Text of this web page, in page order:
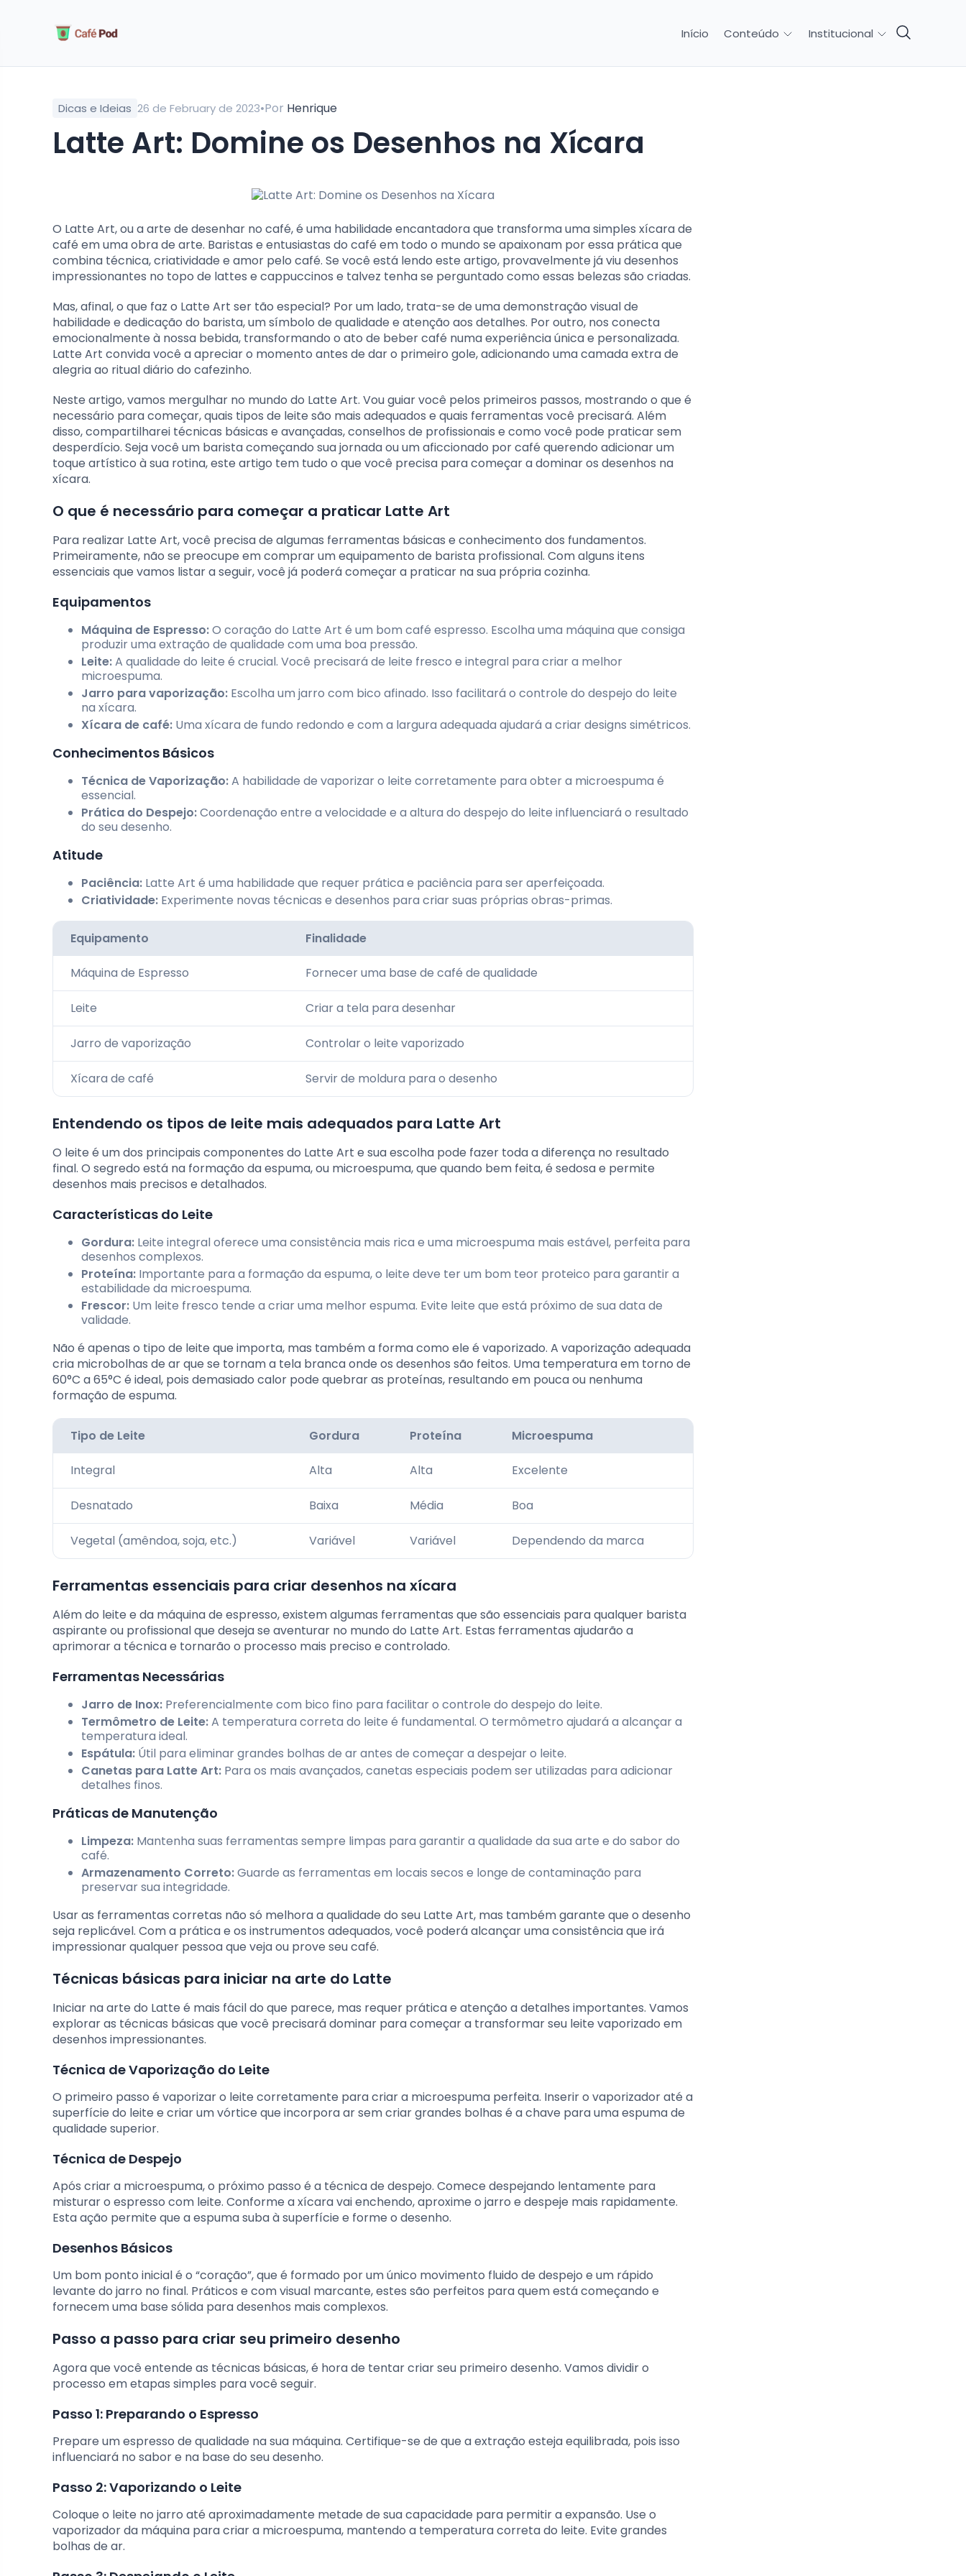
Início Conteúdo Institucional
Dicas e Ideias 26 de February de 2023•Por Henrique
Latte Art: Domine os Desenhos na Xícara
O Latte Art, ou a arte de desenhar no café, é uma habilidade encantadora que transforma uma simples xícara de
café em uma obra de arte. Baristas e entusiastas do café em todo o mundo se apaixonam por essa prática que
combina técnica, criatividade e amor pelo café. Se você está lendo este artigo, provavelmente já viu desenhos
impressionantes no topo de lattes e cappuccinos e talvez tenha se perguntado como essas belezas são criadas.
Mas, afinal, o que faz o Latte Art ser tão especial? Por um lado, trata-se de uma demonstração visual de
habilidade e dedicação do barista, um símbolo de qualidade e atenção aos detalhes. Por outro, nos conecta
emocionalmente à nossa bebida, transformando o ato de beber café numa experiência única e personalizada.
Latte Art convida você a apreciar o momento antes de dar o primeiro gole, adicionando uma camada extra de
alegria ao ritual diário do cafezinho.
Neste artigo, vamos mergulhar no mundo do Latte Art. Vou guiar você pelos primeiros passos, mostrando o que é
necessário para começar, quais tipos de leite são mais adequados e quais ferramentas você precisará. Além
disso, compartilharei técnicas básicas e avançadas, conselhos de profissionais e como você pode praticar sem
desperdício. Seja você um barista começando sua jornada ou um aficcionado por café querendo adicionar um
toque artístico à sua rotina, este artigo tem tudo o que você precisa para começar a dominar os desenhos na
xícara.
O que é necessário para começar a praticar Latte Art
Para realizar Latte Art, você precisa de algumas ferramentas básicas e conhecimento dos fundamentos.
Primeiramente, não se preocupe em comprar um equipamento de barista profissional. Com alguns itens
essenciais que vamos listar a seguir, você já poderá começar a praticar na sua própria cozinha.
Equipamentos
Máquina de Espresso:O coração do Latte Art é um bom café espresso. Escolha uma máquina que consiga
produzir uma extração de qualidade com uma boa pressão.
Leite:A qualidade do leite é crucial. Você precisará de leite fresco e integral para criar a melhor
microespuma.
Jarro para vaporização: Escolha um jarro com bico afinado. Isso facilitará o controle do despejo do leite
na xícara.
Xícara de café: Uma xícara de fundo redondo e com a largura adequada ajudará a criar designs simétricos.
Conhecimentos Básicos
Técnica de Vaporização:A habilidade de vaporizar o leite corretamente para obter a microespuma é
essencial.
Prática do Despejo:Coordenação entre a velocidade e a altura do despejo do leite influenciará o resultado
do seu desenho.
Atitude
Paciência: Latte Art é uma habilidade que requer prática e paciência para ser aperfeiçoada.
Criatividade: Experimente novas técnicas e desenhos para criar suas próprias obras-primas.
Equipamento Finalidade
Máquina de Espresso Fornecer uma base de café de qualidade
Leite Criar a tela para desenhar
Jarro de vaporização Controlar o leite vaporizado
Xícara de café Servir de moldura para o desenho
Entendendo os tipos de leite mais adequados para Latte Art
O leite é um dos principais componentes do Latte Art e sua escolha pode fazer toda a diferença no resultado
final. O segredo está na formação da espuma, ou microespuma, que quando bem feita, é sedosa e permite
desenhos mais precisos e detalhados.
Características do Leite
Gordura: Leite integral oferece uma consistência mais rica e uma microespuma mais estável, perfeita para
desenhos complexos.
Proteína: Importante para a formação da espuma, o leite deve ter um bom teor proteico para garantir a
estabilidade da microespuma.
Frescor: Um leite fresco tende a criar uma melhor espuma. Evite leite que está próximo de sua data de
validade.
Não é apenas o tipo de leite que importa, mas também a forma como ele é vaporizado. A vaporização adequada
cria microbolhas de ar que se tornam a tela branca onde os desenhos são feitos. Uma temperatura em torno de
60°C a 65°C é ideal, pois demasiado calor pode quebrar as proteínas, resultando em pouca ou nenhuma
formação de espuma.
Tipo de Leite Gordura Proteína Microespuma
Integral Alta Alta Excelente
Desnatado Baixa Média Boa
Vegetal (amêndoa, soja, etc.) Variável Variável Dependendo da marca
Ferramentas essenciais para criar desenhos na xícara
Além do leite e da máquina de espresso, existem algumas ferramentas que são essenciais para qualquer barista
aspirante ou profissional que deseja se aventurar no mundo do Latte Art. Estas ferramentas ajudarão a
aprimorar a técnica e tornarão o processo mais preciso e controlado.
Ferramentas Necessárias
Jarro de Inox: Preferencialmente com bico fino para facilitar o controle do despejo do leite.
Termômetro de Leite:A temperatura correta do leite é fundamental. O termômetro ajudará a alcançar a
temperatura ideal.
Espátula: Útil para eliminar grandes bolhas de ar antes de começar a despejar o leite.
Canetas para Latte Art: Para os mais avançados, canetas especiais podem ser utilizadas para adicionar
detalhes finos.
Práticas de Manutenção
Limpeza: Mantenha suas ferramentas sempre limpas para garantir a qualidade da sua arte e do sabor do
café.
Armazenamento Correto:Guarde as ferramentas em locais secos e longe de contaminação para
preservar sua integridade.
Usar as ferramentas corretas não só melhora a qualidade do seu Latte Art, mas também garante que o desenho
seja replicável. Com a prática e os instrumentos adequados, você poderá alcançar uma consistência que irá
impressionar qualquer pessoa que veja ou prove seu café.
Técnicas básicas para iniciar na arte do Latte
Iniciar na arte do Latte é mais fácil do que parece, mas requer prática e atenção a detalhes importantes. Vamos
explorar as técnicas básicas que você precisará dominar para começar a transformar seu leite vaporizado em
desenhos impressionantes.
Técnica de Vaporização do Leite
O primeiro passo é vaporizar o leite corretamente para criar a microespuma perfeita. Inserir o vaporizador até a
superfície do leite e criar um vórtice que incorpora ar sem criar grandes bolhas é a chave para uma espuma de
qualidade superior.
Técnica de Despejo
Após criar a microespuma, o próximo passo é a técnica de despejo. Comece despejando lentamente para
misturar o espresso com leite. Conforme a xícara vai enchendo, aproxime o jarro e despeje mais rapidamente.
Esta ação permite que a espuma suba à superfície e forme o desenho.
Desenhos Básicos
Um bom ponto inicial é o “coração”, que é formado por um único movimento fluido de despejo e um rápido
levante do jarro no final. Práticos e com visual marcante, estes são perfeitos para quem está começando e
fornecem uma base sólida para desenhos mais complexos.
Passo a passo para criar seu primeiro desenho
Agora que você entende as técnicas básicas, é hora de tentar criar seu primeiro desenho. Vamos dividir o
processo em etapas simples para você seguir.
Passo 1: Preparando o Espresso
Prepare um espresso de qualidade na sua máquina. Certifique-se de que a extração esteja equilibrada, pois isso
influenciará no sabor e na base do seu desenho.
Passo 2: Vaporizando o Leite
Coloque o leite no jarro até aproximadamente metade de sua capacidade para permitir a expansão. Use o
vaporizador da máquina para criar a microespuma, mantendo a temperatura correta do leite. Evite grandes
bolhas de ar.